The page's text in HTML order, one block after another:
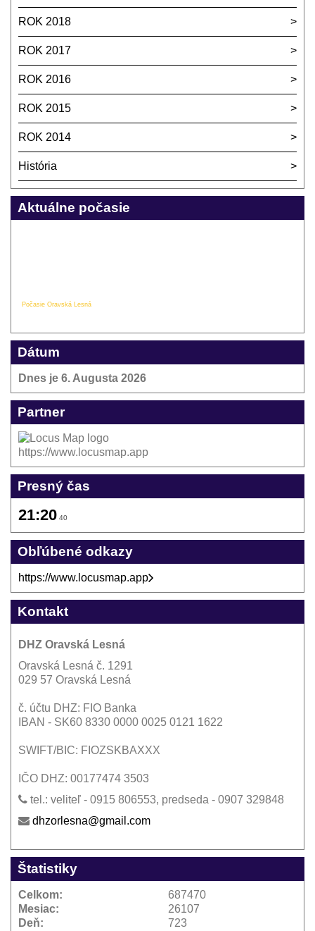
ROK 2018
ROK 2017
ROK 2016
ROK 2015
ROK 2014
História
Aktuálne počasie
Počasie Oravská Lesná
Dátum
Dnes je 6. Augusta 2026
Partner
https://www.locusmap.app
Presný čas
21:20 40
Obľúbené odkazy
https://www.locusmap.app
Kontakt
DHZ Oravská Lesná
Oravská Lesná č. 1291
029 57 Oravská Lesná
č. účtu DHZ: FIO Banka
IBAN - SK60 8330 0000 0025 0121 1622
SWIFT/BIC: FIOZSKBAXXX
IČO DHZ: 00177474 3503
tel.: veliteľ - 0915 806553, predseda - 0907 329848
dhzorlesna@gmail.com
Štatistiky
Celkom:
687470
Mesiac:
26107
Deň:
723